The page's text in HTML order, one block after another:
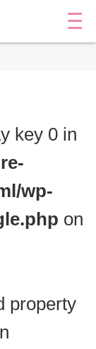
key 0 in
wp-
on
property